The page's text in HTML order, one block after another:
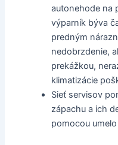
autonehode na
výparník býva
predným
nedobrzdenie,
prekážkou,
klimatizácie
Sieť servisov
zápachu a ich
pomocou